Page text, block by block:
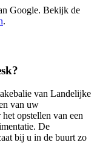
Google. Bekijk de
.
van Landelijke
van uw
opstellen van een
De
bij u in de buurt zo